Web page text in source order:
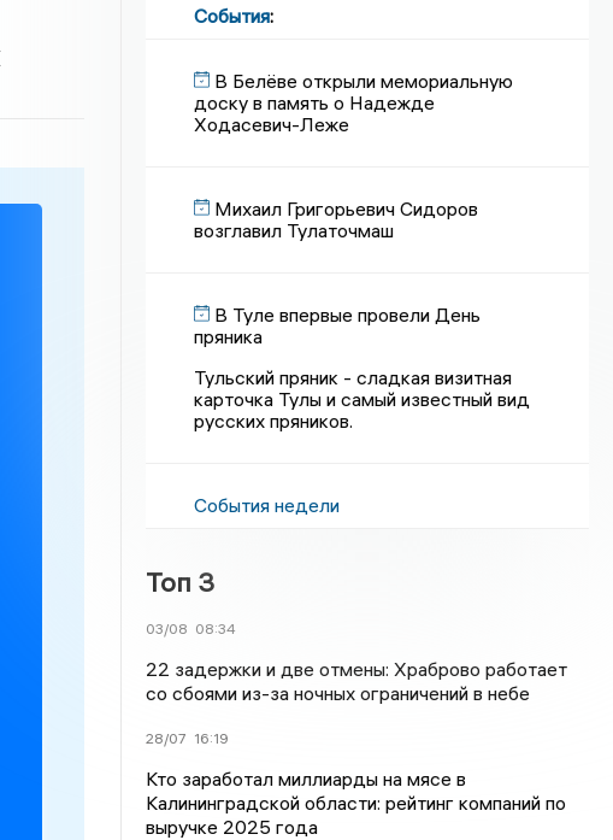
События:
В Белёве открыли мемориальную
доску в память о Надежде
Ходасевич-Леже
Михаил Григорьевич Сидоров
возглавил Тулаточмаш
В Туле впервые провели День
пряника
Тульский пряник - сладкая визитная
карточка Тулы и самый известный вид
русских пряников.
События недели
Топ 3
03/08 08:34
22 задержки и две отмены: Храброво работает
со сбоями из-за ночных ограничений в небе
28/07 16:19
Кто заработал миллиарды на мясе в
Калининградской области: рейтинг компаний по
выручке 2025 года